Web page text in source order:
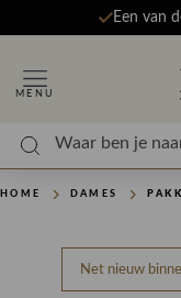
Een van
MENU
HOME DAMES
Net nieuw